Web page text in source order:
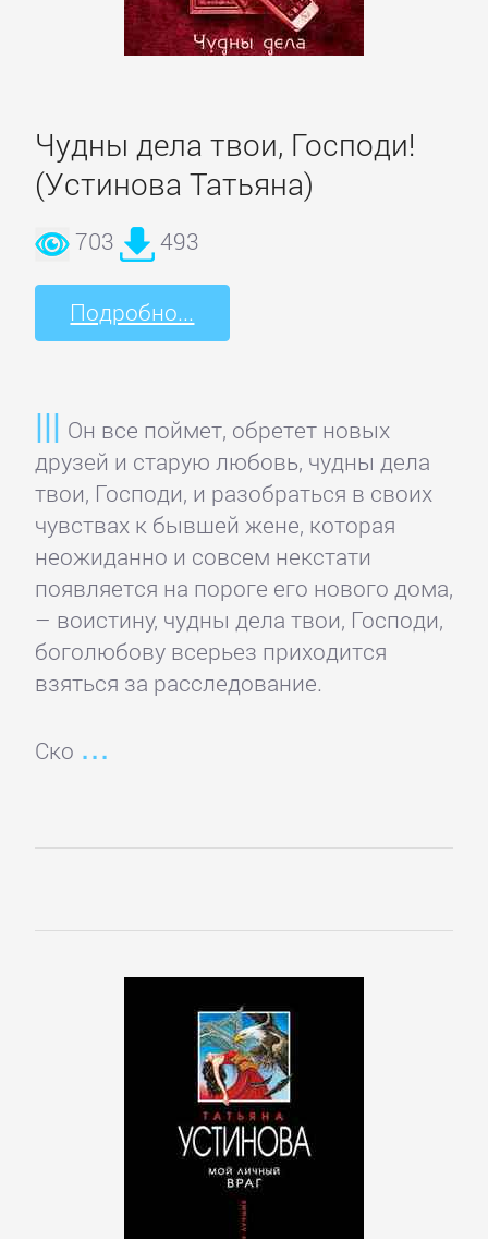
Чудны дела твои, Господи!
(Устинова Татьяна)
703 493
Подробно...
Он все поймет, обретет новых
друзей и старую любовь, чудны дела
твои, Господи, и разобраться в своих
чувствах к бывшей жене, которая
неожиданно и совсем некстати
появляется на пороге его нового дома,
– воистину, чудны дела твои, Господи,
боголюбову всерьез приходится
взяться за расследование.
Ско
Иронические
детективы
Исторические
детективы
детективы
Крутой
детектив
Политические
детективы
Полицейские
детективы